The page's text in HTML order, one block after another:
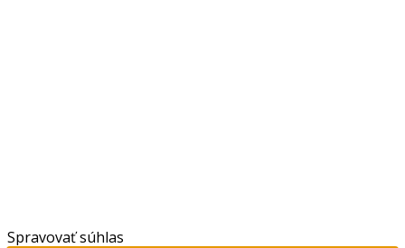
Spravovať súhlas